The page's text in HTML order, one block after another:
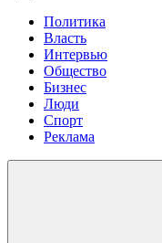
Политика
Власть
Интервью
Общество
Бизнес
Люди
Спорт
Реклама